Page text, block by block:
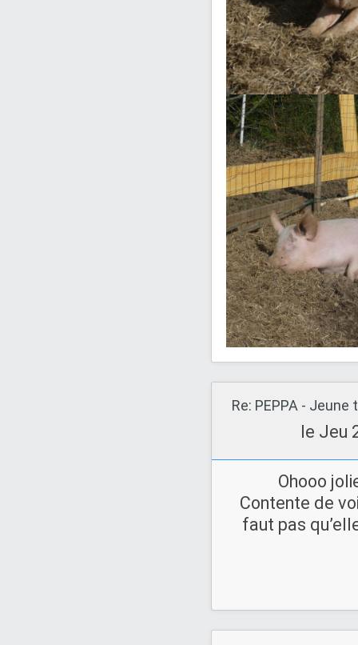
Re: PEPPA - Jeune
le Jeu
Ohooo
Contente de
faut pas